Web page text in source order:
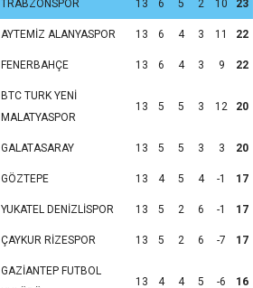
TRABZONSPOR 13 6 5 2 10 23
AYTEMİZ ALANYASPOR 13 6 4 3 11 22
FENERBAHÇE 13 6 4 3 9 22
BTC TURK YENİ
MALATYASPOR
13 5 5 3 12 20
GALATASARAY 13 5 5 3 3 20
GÖZTEPE 13 4 5 4 -1 17
YUKATEL DENİZLİSPOR 13 5 2 6 -1 17
ÇAYKUR RİZESPOR 13 5 2 6 -7 17
GAZİANTEP FUTBOL
13 4 4 5 -6 16